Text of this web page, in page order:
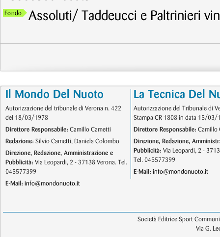
Fondo Assoluti/ Taddeucci e Paltrinieri
Il Mondo Del Nuoto
Autorizzazione del tribunale di Verona n. 422
del 18/03/1978
Direttore Responsabile: Camillo Cametti
Redazione: Silvio Cametti, Daniela Colombo
Direzione, Redazione, Amministrazione e
Pubblicità: Via Leopardi, 2 - 37138 Verona. Tel.
045577399
E-Mail: info@mondonuoto.it
La Tecnica Del
Autorizzazione del Tribunale di
Stampa CR 1808 in data 15/03/
Direttore Responsabile: Camillo
Direzione, Redazione,
Pubblicità: Via Leopardi, 2 -
Tel. 045577399
E-Mail: info@mondonuoto.it
Società Editrice Sport
Via G.